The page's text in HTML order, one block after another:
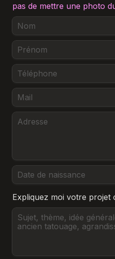
pas de mettre une photo
Expliquez moi votre projet